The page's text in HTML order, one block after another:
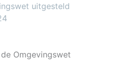
uitgesteld
Omgevingswet